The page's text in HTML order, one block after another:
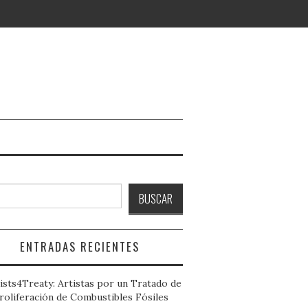
DE
BUSCAR
ENTRADAS RECIENTES
Artistas por un Tratado de
de Combustibles Fósiles